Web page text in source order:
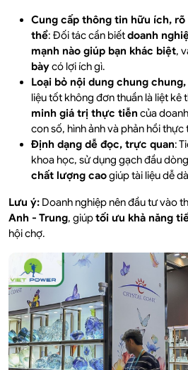
Cung cấp thông tin hữu ích,
thể: Đối tác cần biếtdoanh
mạnh nào giúp bạn khác biệt,
bàycó lợi ích gì.
Loại bỏ nội dung chung
liệu tốt không đơn thuần là liệt kê
minh giá trị thực tiễn của
con số, hình ảnh và phản hồi thực
Định dạng dễ đọc, trực quan:
khoa học, sử dụng gạch đầu
chất lượng caogiúp tài liệu dễ
Lưu ý: Doanh nghiệp nên đầu tư vào
Anh - Trung, giúptối ưu khả năng
hội chợ.